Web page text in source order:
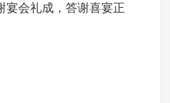
宴会礼成，答谢喜宴正